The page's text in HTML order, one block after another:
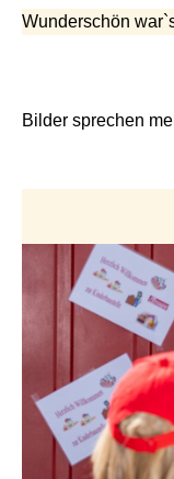
Wunderschön
Bilder sprechen